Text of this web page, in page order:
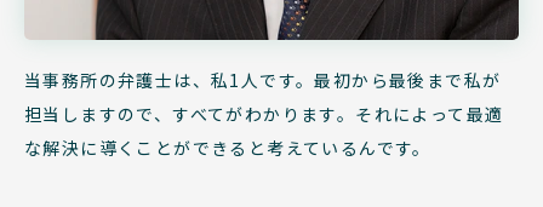
当事務所の弁護士は、私1人です。最初から最後まで私が
担当しますので、すべてがわかります。それによって最適
な解決に導くことができると考えているんです。